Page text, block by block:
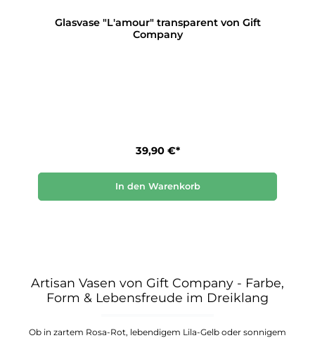
Glasvase "L'amour" transparent von Gift
Company
39,90 €*
In den Warenkorb
Artisan Vasen von Gift Company - Farbe,
Form & Lebensfreude im Dreiklang
Ob in zartem Rosa-Rot, lebendigem Lila-Gelb oder sonnigem